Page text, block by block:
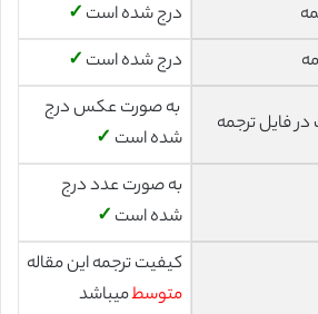
درج شده است ✓
درج شده است ✓
فایل ترجمه
به صورت عکس درج
شده است ✓
به صورت عدد درج
شده است ✓
کیفیت ترجمه این مقاله
متوسطمیباشد